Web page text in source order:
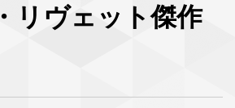
リヴェット傑作